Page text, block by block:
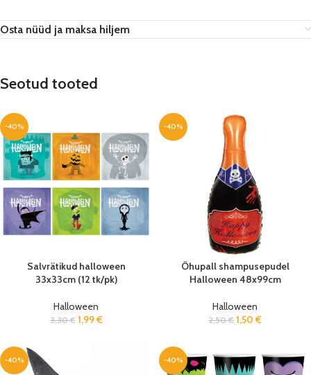
Osta nüüd ja maksa hiljem
Seotud tooted
-40%
Salvrätikud halloween
33x33cm (12 tk/pk)
Halloween
3,30€ 1,99€
-40%
Õhupall shampusepudel
Halloween 48x99cm
Halloween
2,50€ 1,50 €
-40% -40%